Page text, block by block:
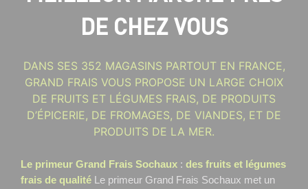
DE CHEZ VOUS
DANS SES 352 MAGASINS PARTOUT EN FRANCE,
GRAND FRAIS VOUS PROPOSE UN LARGE CHOIX
DE FRUITS ET LÉGUMES FRAIS, DE PRODUITS
D’ÉPICERIE, DE FROMAGES, DE VIANDES, ET DE
PRODUITS DE LA MER.
Le primeur Grand Frais Sochaux : des fruits et légumes
frais de qualité Le primeur Grand Frais Sochaux met un